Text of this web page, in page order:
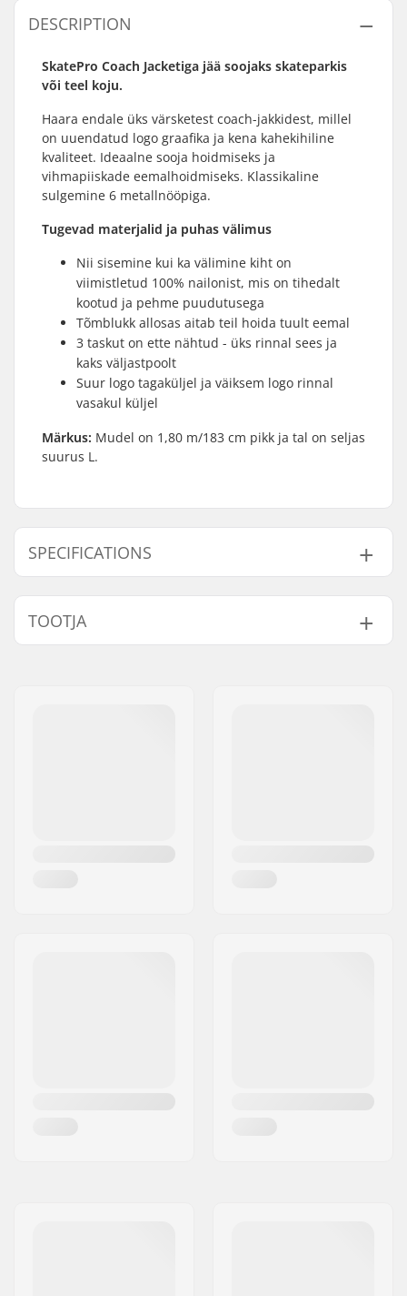
DESCRIPTION
SkatePro Coach Jacketiga jää soojaks skateparkis
või teel koju.
Haara endale üks värsketest coach-jakkidest, millel
on uuendatud logo graafika ja kena kahekihiline
kvaliteet. Ideaalne sooja hoidmiseks ja
vihmapiiskade eemalhoidmiseks. Klassikaline
sulgemine 6 metallnööpiga.
Tugevad materjalid ja puhas välimus
Nii sisemine kui ka välimine kiht on
viimistletud 100% nailonist, mis on tihedalt
kootud ja pehme puudutusega
Tõmblukk allosas aitab teil hoida tuult eemal
3 taskut on ette nähtud - üks rinnal sees ja
kaks väljastpoolt
Suur logo tagaküljel ja väiksem logo rinnal
vasakul küljel
Märkus: Mudel on 1,80 m/183 cm pikk ja tal on seljas
suurus L.
SPECIFICATIONS
Sugu: Man, Woman, Unisex
TOOTJA